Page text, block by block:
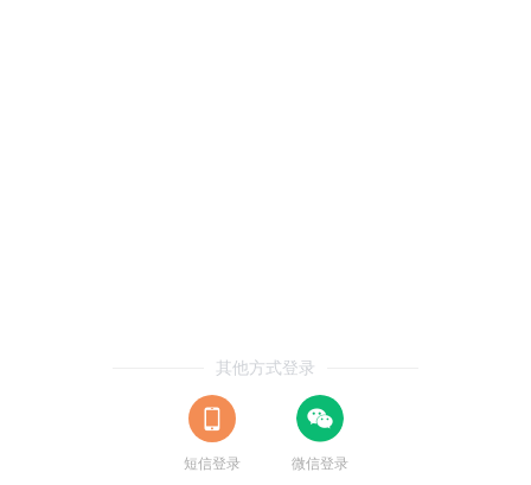
其他方式登录
短信登录 微信登录